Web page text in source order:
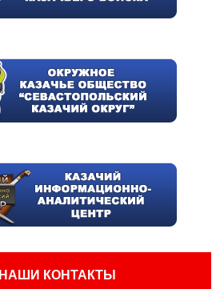
НАШИ КОНТАКТЫ